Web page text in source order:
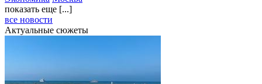
показать еще [...]
все новости
Актуальные сюжеты